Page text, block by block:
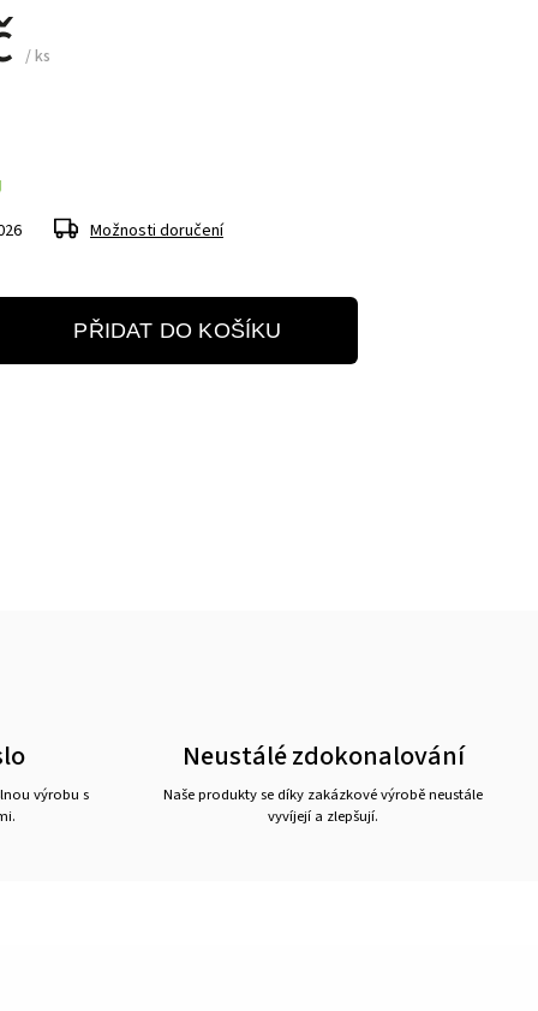
/ ks
Možnosti doručení
PŘIDAT DO KOŠÍKU
výrobu s
Neustálé zdokonalování
Naše produkty se díky zakázkové výrobě neustále
vyvíjejí a zlepšují.